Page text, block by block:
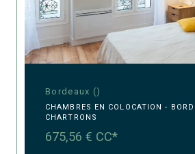
Bordeaux ()
CHAMBRES EN COLOCATION -
CHARTRONS
675,56 € CC*